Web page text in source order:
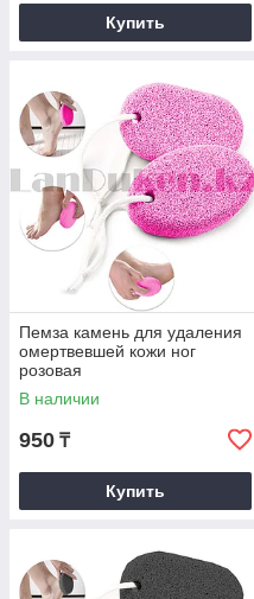
Купить
Пемза камень для удаления
омертвевшей кожи ног
розовая
В наличии
950 ₸
Купить